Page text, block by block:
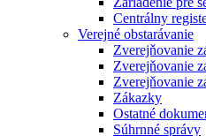
Centrálny
Verejné obstarávanie
Zverejňovanie
Zverejňovanie
Zverejňovanie
Zákazky
Ostatné
Súhrnné správy